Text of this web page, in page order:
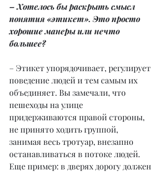
– Хотелось бы раскрыть смысл
понятия «этикет». Это просто
хорошие манеры или нечто
большее?
– Этикет упорядочивает, регулирует
поведение людей и тем самым их
объединяет. Вы замечали, что
пешеходы на улице
придерживаются правой стороны,
не принято ходить группой,
занимая весь тротуар, внезапно
останавливаться в потоке людей.
Еще пример: в дверях дорогу должен